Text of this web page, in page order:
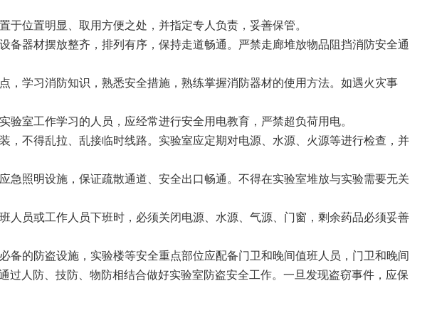
位置明显、取用方便之处，并指定专人负责，妥善保管。
备器材摆放整齐，排列有序，保持走道畅通。严禁走廊堆放物品阻挡消防安全通
，学习消防知识，熟悉安全措施，熟练掌握消防器材的使用方法。如遇火灾事
室工作学习的人员，应经常进行安全用电教育，严禁超负荷用电。
，不得乱拉、乱接临时线路。实验室应定期对电源、水源、火源等进行检查，并
急照明设施，保证疏散通道、安全出口畅通。不得在实验室堆放与实验需要无关
人员或工作人员下班时，必须关闭电源、水源、气源、门窗，剩余药品必须妥善
备的防盗设施，实验楼等安全重点部位应配备门卫和晚间值班人员，门卫和晚间
过人防、技防、物防相结合做好实验室防盗安全工作。一旦发现盗窃事件，应保